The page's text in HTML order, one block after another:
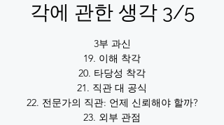
각에 관한 생각 3/5
3부 과신
19. 이해 착각
20. 타당성 착각
21. 직관 대 공식
22. 전문가의 직관: 언제 신뢰해야 할까?
23. 외부 관점